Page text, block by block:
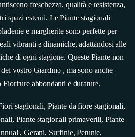
freschezza, qualità e resistenza,
spazi esterni. Le Piante stagionali
e margherite sono perfette per
vibranti e dinamiche, adattandosi alle
di ogni stagione. Queste Piante non
vostro Giardino , ma sono anche
abbondanti e durature.
stagionali, Piante da fiore stagionali,
Piante stagionali primaverili, Piante
Gerani, Surfinie, Petunie,